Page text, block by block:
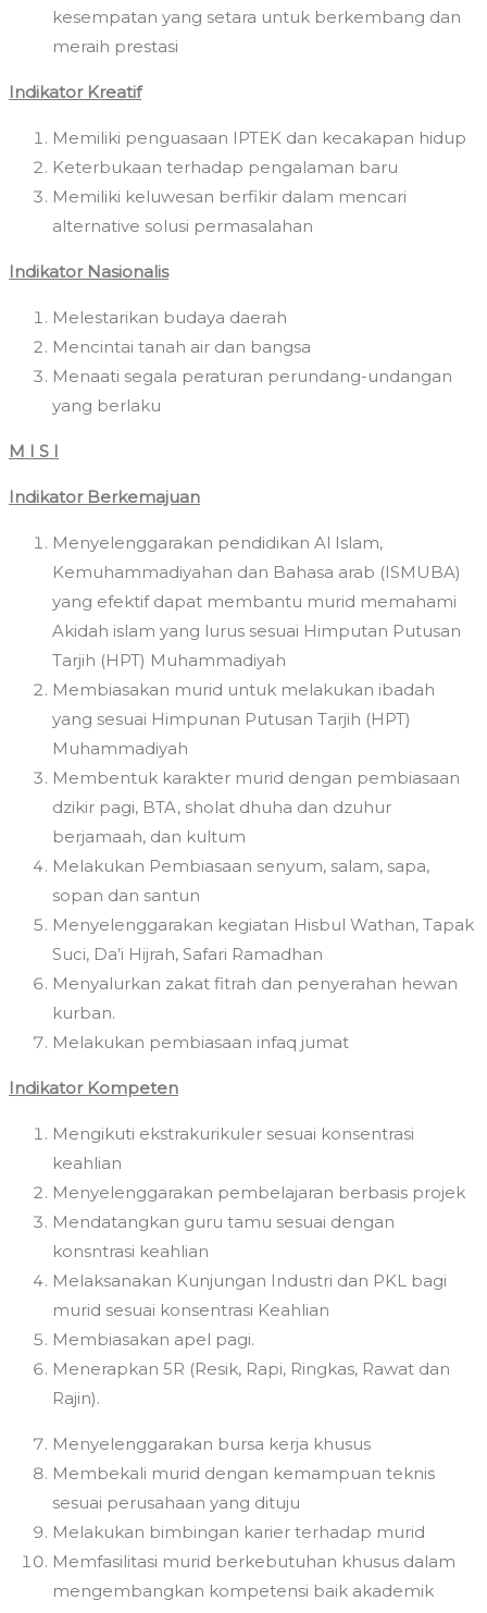
kesempatan yang setara untuk berkembang dan
meraih prestasi
Indikator Kreatif
Memiliki penguasaan IPTEK dan kecakapan hidup
Keterbukaan terhadap pengalaman baru
Memiliki keluwesan berfikir dalam mencari
alternative solusi permasalahan
Indikator Nasionalis
Melestarikan budaya daerah
Mencintai tanah air dan bangsa
Menaati segala peraturan perundang-undangan
yang berlaku
M I S I
Indikator Berkemajuan
Menyelenggarakan pendidikan Al Islam,
Kemuhammadiyahan dan Bahasa arab (ISMUBA)
yang efektif dapat membantu murid memahami
Akidah islam yang lurus sesuai Himputan Putusan
Tarjih (HPT) Muhammadiyah
Membiasakan murid untuk melakukan ibadah
yang sesuai Himpunan Putusan Tarjih (HPT)
Muhammadiyah
Membentuk karakter murid dengan pembiasaan
dzikir pagi, BTA, sholat dhuha dan dzuhur
berjamaah, dan kultum
Melakukan Pembiasaan senyum, salam, sapa,
sopan dan santun
Menyelenggarakan kegiatan Hisbul Wathan, Tapak
Suci, Da’i Hijrah, Safari Ramadhan
Menyalurkan zakat fitrah dan penyerahan hewan
kurban.
Melakukan pembiasaan infaq jumat
Indikator Kompeten
Mengikuti ekstrakurikuler sesuai konsentrasi
keahlian
Menyelenggarakan pembelajaran berbasis projek
Mendatangkan guru tamu sesuai dengan
konsntrasi keahlian
Melaksanakan Kunjungan Industri dan PKL bagi
murid sesuai konsentrasi Keahlian
Membiasakan apel pagi.
Menerapkan 5R (Resik, Rapi, Ringkas, Rawat dan
Rajin).
Menyelenggarakan bursa kerja khusus
Membekali murid dengan kemampuan teknis
sesuai perusahaan yang dituju
Melakukan bimbingan karier terhadap murid
Memfasilitasi murid berkebutuhan khusus dalam
mengembangkan kompetensi baik akademik